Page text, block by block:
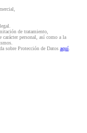
de tratamiento,
personal, así como a la
sobre Protección de Datos aquí.